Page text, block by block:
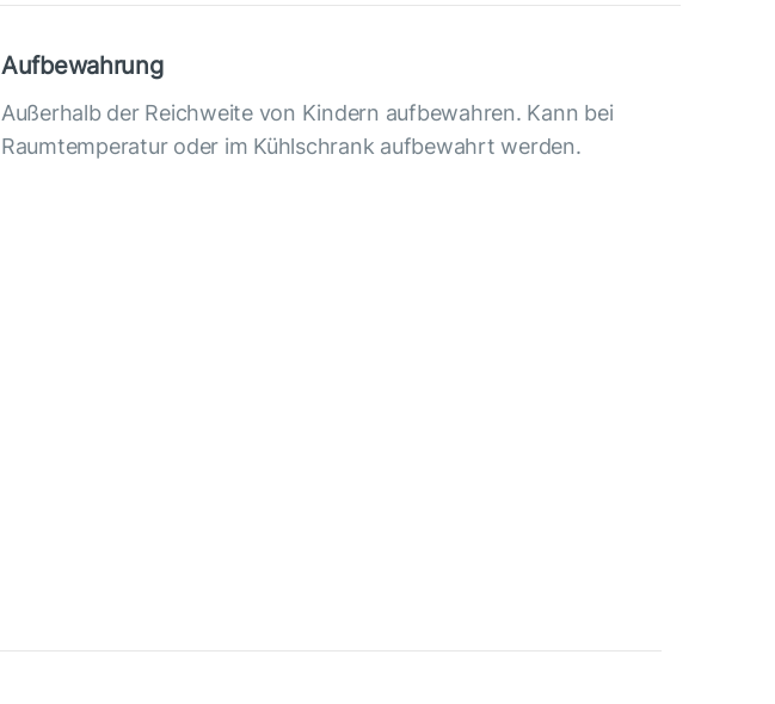
Aufbewahrung
Außerhalb der Reichweite von Kindern aufbewahren. Kann bei
Raumtemperatur oder im Kühlschrank aufbewahrt werden.